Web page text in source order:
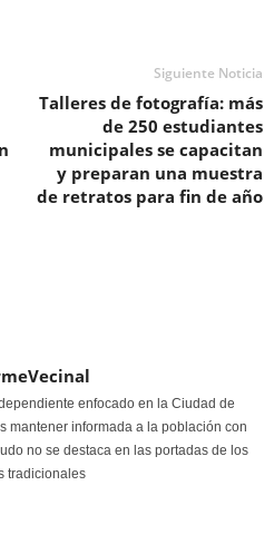
Siguiente Noticia
Talleres de fotografía: más
de 250 estudiantes
municipales se capacitan
y preparan una muestra
de retratos para fin de año
enfocado en la Ciudad de
mantener informada a la población con
no se destaca en las portadas de los
tradicionales